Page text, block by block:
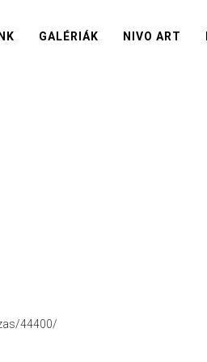
GALÉRIÁK NIVO ART
44400/